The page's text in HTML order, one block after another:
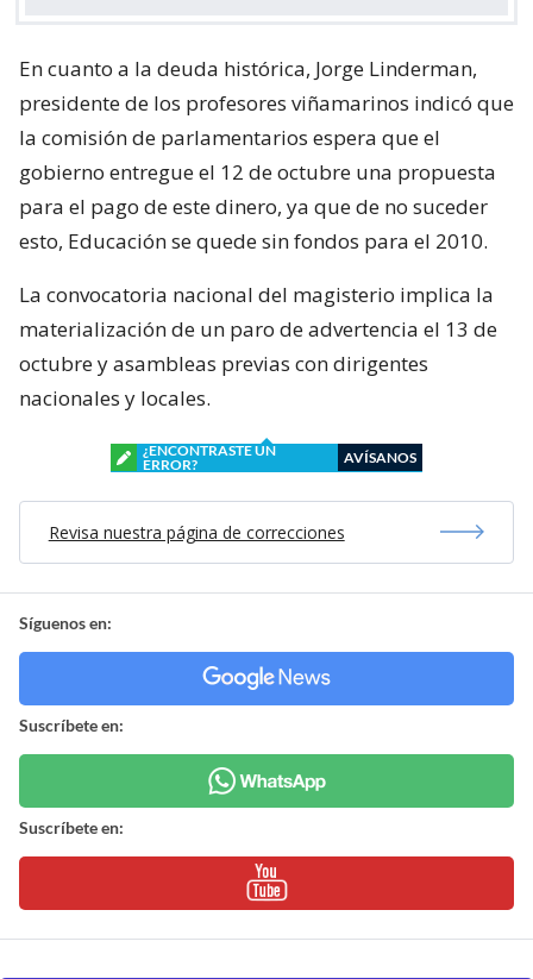
En cuanto a la deuda histórica, Jorge Linderman,
presidente de los profesores viñamarinos indicó que
la comisión de parlamentarios espera que el
gobierno entregue el 12 de octubre una propuesta
para el pago de este dinero, ya que de no suceder
esto, Educación se quede sin fondos para el 2010.
La convocatoria nacional del magisterio implica la
materialización de un paro de advertencia el 13 de
octubre y asambleas previas con dirigentes
nacionales y locales.
¿ENCONTRASTE UN
ERROR?
AVÍSANOS
Revisa nuestra página de correcciones
Síguenos en:
Suscríbete en:
Suscríbete en: